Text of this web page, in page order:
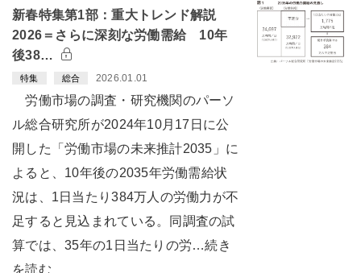
新春特集第1部：重大トレンド解説
2026＝さらに深刻な労働需給 10年
後38…
特集 総合 2026.01.01
労働市場の調査・研究機関のパーソ
ル総合研究所が2024年10月17日に公
開した「労働市場の未来推計2035」に
よると、10年後の2035年労働需給状
況は、1日当たり384万人の労働力が不
足すると見込まれている。同調査の試
算では、35年の1日当たりの労…続き
を読む